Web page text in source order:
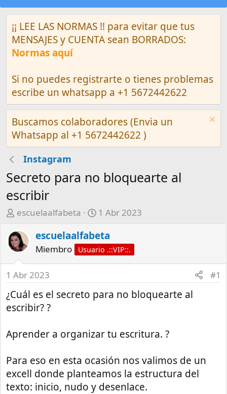
¡¡ LEE LAS NORMAS !! para evitar que tus
MENSAJES y CUENTA sean BORRADOS:
Normas aquí
Si no puedes registrarte o tienes problemas
escribe un whatsapp a +1 5672442622
Buscamos colaboradores (Envia un
Whatsapp al +1 5672442622 )
Instagram
Secreto para no bloquearte al
escribir
A
t
o
r
escuelaalfabeta
F
c
h
a
e
i
i
1 Abr 2023
escuelaalfabeta
Miembro Usuario .::VIP::.
1 Abr 2023 #1
¿Cuál es el secreto para no bloquearte al
escribir? ?
Aprender a organizar tu escritura. ?
Para eso en esta ocasión nos valimos de un
excell donde planteamos la estructura del
texto: inicio, nudo y desenlace.